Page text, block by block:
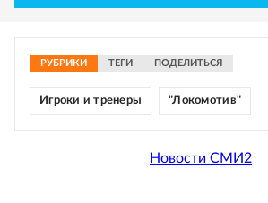
РУБРИКИ ТЕГИ ПОДЕЛИТЬСЯ
Игроки и тренеры "Локомотив"
Новости СМИ2